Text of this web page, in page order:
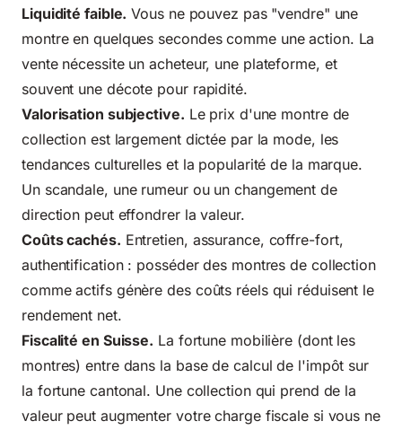
Liquidité faible. Vous ne pouvez pas "vendre" une
montre en quelques secondes comme une action. La
vente nécessite un acheteur, une plateforme, et
souvent une décote pour rapidité.
Valorisation subjective. Le prix d'une montre de
collection est largement dictée par la mode, les
tendances culturelles et la popularité de la marque.
Un scandale, une rumeur ou un changement de
direction peut effondrer la valeur.
Coûts cachés. Entretien, assurance, coffre-fort,
authentification : posséder des montres de collection
comme actifs génère des coûts réels qui réduisent le
rendement net.
Fiscalité en Suisse. La fortune mobilière (dont les
montres) entre dans la base de calcul de l'impôt sur
la fortune cantonal. Une collection qui prend de la
valeur peut augmenter votre charge fiscale si vous ne